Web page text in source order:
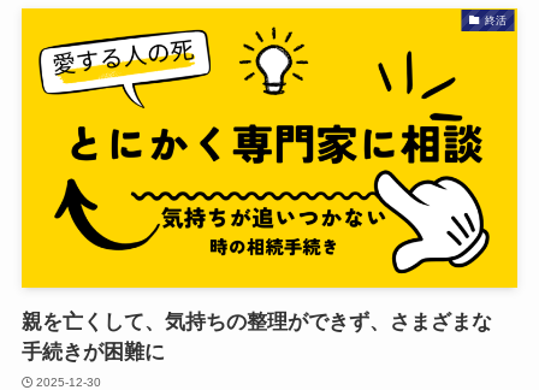
終活
親を​亡くして、​気持ちの​整理が​できず、​さまざまな​
手続きが​困難に
2025-12-30